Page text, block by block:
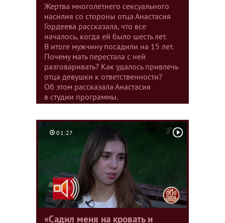
Жертва многолетнего сексуального
насилия со стороны отца Анастасия
Гордеева рассказала, что все
началось, когда ей было шесть лет.
В итоге мужчину посадили на 15 лет.
Почему мать перестала с ней
разговаривать? Как удалось привлечь
отца девушки к ответственности?
Об этом рассказала Анастасия
в студии программы.
01:27
«Садил меня на кровать и